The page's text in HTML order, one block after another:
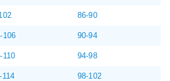
86-90
106 90-94
110 94-98
114 98-102